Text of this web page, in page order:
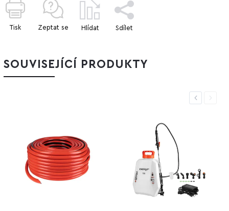
Tisk Zeptat se Hlídat Sdílet
SOUVISEJÍCÍ PRODUKTY
PreviousNext